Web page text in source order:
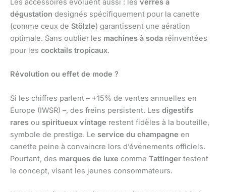
Les accessoires évoluent aussi : les verres à
dégustation designés spécifiquement pour la canette
(comme ceux de Stölzle) garantissent une aération
optimale. Sans oublier les machines à soda réinventées
pour les cocktails tropicaux.
Révolution ou effet de mode ?
Si les chiffres parlent – +15% de ventes annuelles en
Europe (IWSR) –, des freins persistent. Les digestifs
rares ou spiritueux vintage restent fidèles à la bouteille,
symbole de prestige. Le service du champagne en
canette peine à convaincre lors d’événements officiels.
Pourtant, des marques de luxe comme Tattinger testent
le concept, visant les jeunes consommateurs.